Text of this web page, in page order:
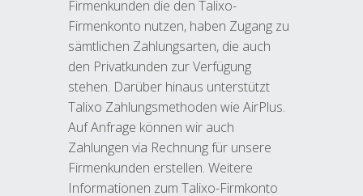
Firmenkunden die den Talixo-
Firmenkonto nutzen, haben Zugang zu
sämtlichen Zahlungsarten, die auch
den Privatkunden zur Verfügung
stehen. Darüber hinaus unterstützt
Talixo Zahlungsmethoden wie AirPlus.
Auf Anfrage können wir auch
Zahlungen via Rechnung für unsere
Firmenkunden erstellen. Weitere
Informationen zum Talixo-Firmkonto